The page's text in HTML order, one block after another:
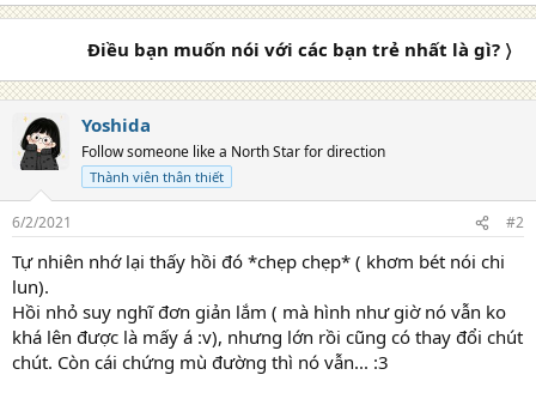
o
Điều bạn muốn nói với các bạn trẻ nhất là gì? 〉
Yoshida
Follow someone like a North Star for direction
Thành viên thân thiết
6/2/2021 #2
Tự nhiên nhớ lại thấy hồi đó *chẹp chẹp* ( khơm bét nói chi
lun).
Hồi nhỏ suy nghĩ đơn giản lắm ( mà hình như giờ nó vẫn ko
khá lên được là mấy á :v), nhưng lớn rồi cũng có thay đổi chút
chút. Còn cái chứng mù đường thì nó vẫn... :3